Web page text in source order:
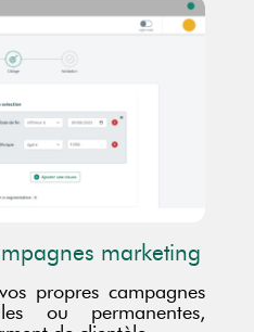
marketing
propres campagnes
ou permanentes,